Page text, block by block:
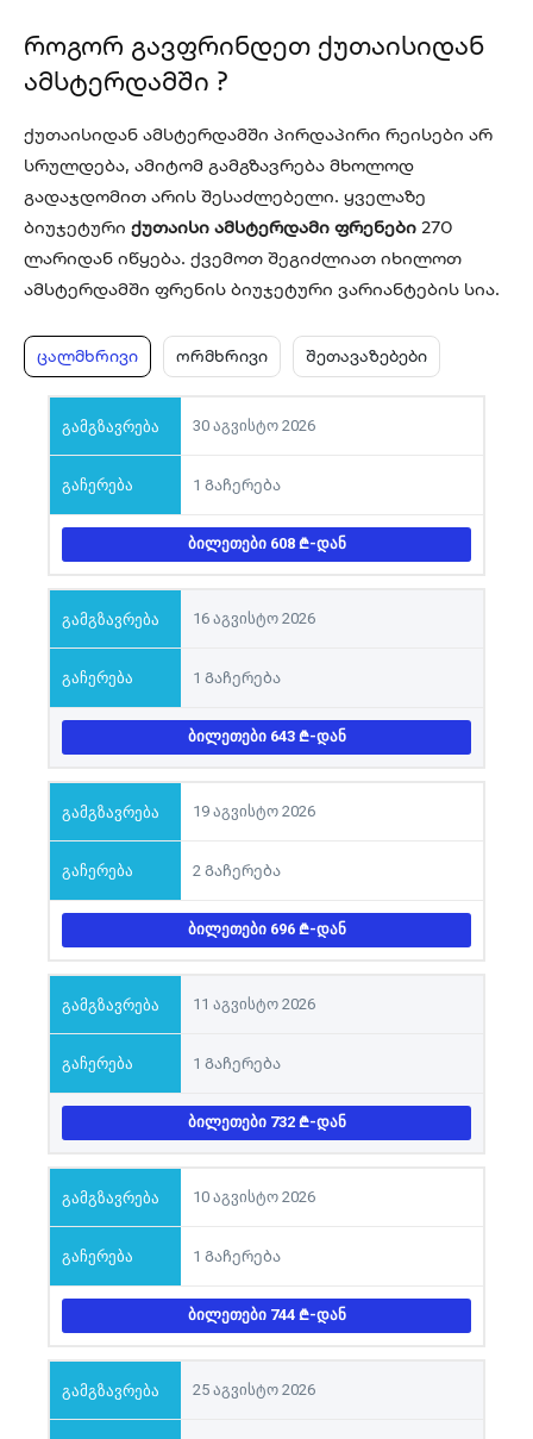
როგორ გავფრინდეთ ქუთაისიდან
ამსტერდამში ?
ქუთაისიდან ამსტერდამში პირდაპირი რეისები არ
სრულდება, ამიტომ გამგზავრება მხოლოდ
გადაჯდომით არის შესაძლებელი. ყველაზე
ბიუჯეტური ქუთაისი ამსტერდამი ფრენები 270
ლარიდან იწყება. ქვემოთ შეგიძლიათ იხილოთ
ამსტერდამში ფრენის ბიუჯეტური ვარიანტების სია.
ცალმხრივი ორმხრივი შეთავაზებები
30 აგვისტო 2026
1 Გაჩერება
ᲑᲘᲚᲔᲗᲔᲑᲘ 608 -ᲓᲐᲜ
16 აგვისტო 2026
1 Გაჩერება
ᲑᲘᲚᲔᲗᲔᲑᲘ 643 -ᲓᲐᲜ
19 აგვისტო 2026
2 Გაჩერება
ᲑᲘᲚᲔᲗᲔᲑᲘ 696 -ᲓᲐᲜ
11 აგვისტო 2026
1 Გაჩერება
ᲑᲘᲚᲔᲗᲔᲑᲘ 732 -ᲓᲐᲜ
10 აგვისტო 2026
1 Გაჩერება
ᲑᲘᲚᲔᲗᲔᲑᲘ 744 -ᲓᲐᲜ
25 აგვისტო 2026